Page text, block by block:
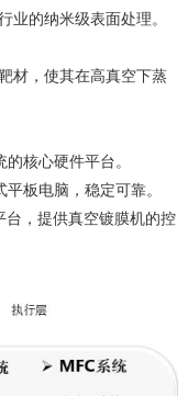
业的纳米级表面处理。
材，使其在高真空下蒸
核心硬件平台。
板电脑，稳定可靠。
台，提供真空镀膜机的控